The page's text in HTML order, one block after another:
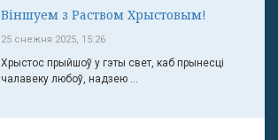
Віншуем з Раством Хрыстовым!
25 снежня 2025, 15:26
Хрыстос прыйшоў у гэты свет, каб прынесці
чалавеку любоў, надзею ...